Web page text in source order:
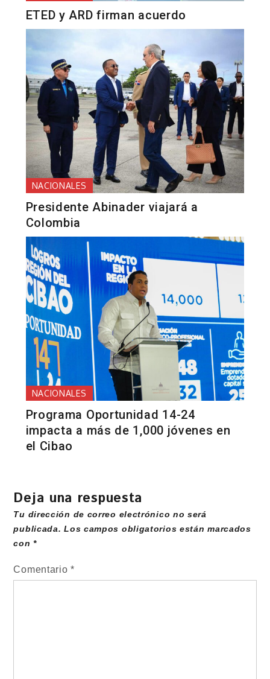
ETED y ARD firman acuerdo
NACIONALES
Presidente Abinader viajará a
Colombia
NACIONALES
Programa Oportunidad 14-24
impacta a más de 1,000 jóvenes en
el Cibao
Deja una respuesta
Tu dirección de correo electrónico no será
publicada. Los campos obligatorios están marcados
con*
Comentario*